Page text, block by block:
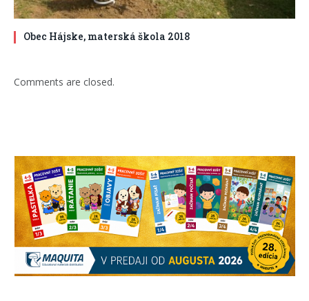
Obec Hájske, materská škola 2018
Comments are closed.